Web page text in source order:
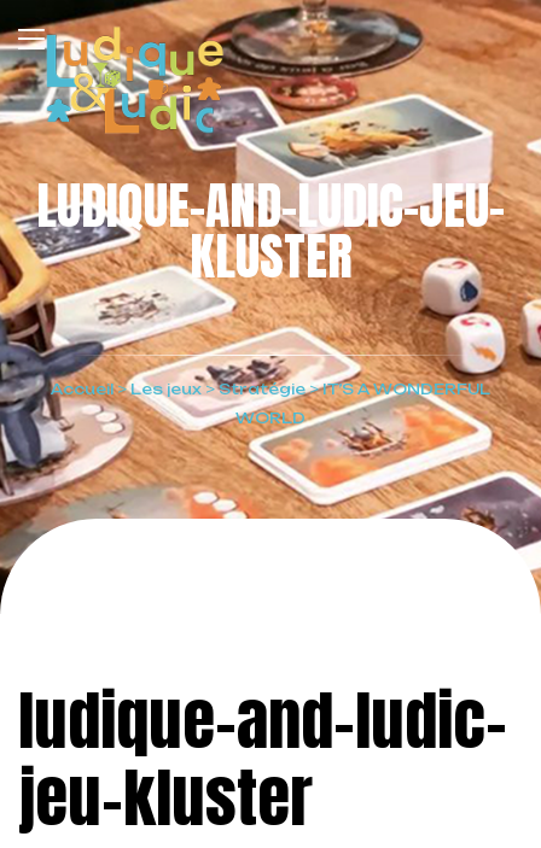
LUDIQUE-AND-LUDIC-JEU-
KLUSTER
Accueil>Les jeux>Stratégie>IT’S A WONDERFUL
WORLD
ludique-and-ludic-
jeu-kluster